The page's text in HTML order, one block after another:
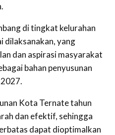
di tingkat kelurahan
dilaksanakan, yang
dan aspirasi masyarakat
bahan penyusunan
Kota Ternate tahun
dan efektif, sehingga
dapat dioptimalkan